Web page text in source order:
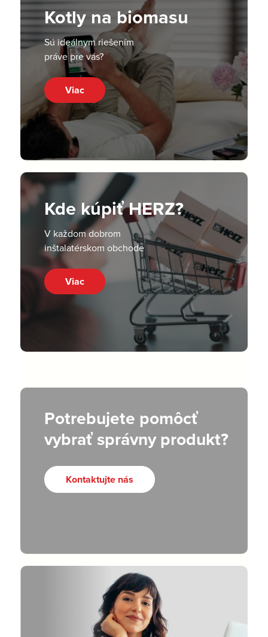
Kotly na biomasu
Sú ideálnym riešením
práve pre vás?
Viac
Kde kúpiť HERZ?
V každom dobrom
inštalatérskom obchode
Viac
Potrebujete pomôcť
vybrať správny produkt?
Kontaktujte nás